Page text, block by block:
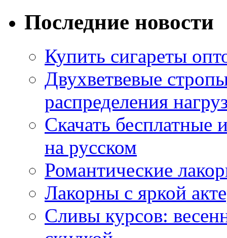
Последние новости
Купить сигареты
Двухветвевые
распределения
Скачать
на русском
Романтические
Лакорны с яркой
Сливы курсов: